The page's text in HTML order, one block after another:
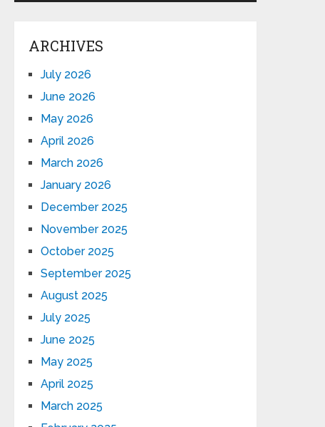
ARCHIVES
July 2026
June 2026
May 2026
April 2026
March 2026
January 2026
December 2025
November 2025
October 2025
September 2025
August 2025
July 2025
June 2025
May 2025
April 2025
March 2025